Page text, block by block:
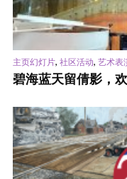
主页幻灯片, 社区活动, 艺术表
碧海蓝天留倩影，